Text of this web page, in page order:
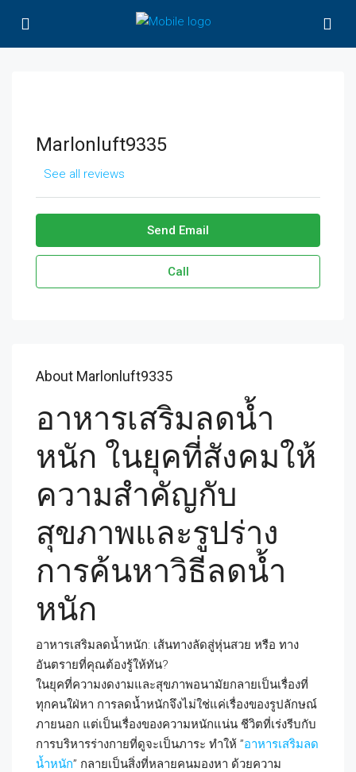
Marlonluft9335
See all reviews
Send Email
Call
About Marlonluft9335
อาหารเสริมลดน้ำ
หนัก ในยุคที่สังคมให้
ความสำคัญกับ
สุขภาพและรูปร่าง
การค้นหาวิธีลดน้ำ
หนัก
อาหารเสริมลดน้ำหนัก: เส้นทางลัดสู่หุ่นสวย หรือ ทาง
อันตรายที่คุณต้องรู้ให้ทัน?
ในยุคที่ความงดงามและสุขภาพอนามัยกลายเป็นเรื่องที่
ทุกคนใฝ่หา การลดน้ำหนักจึงไม่ใช่แค่เรื่องของรูปลักษณ์
ภายนอก แต่เป็นเรื่องของความหนักแน่น ชีวิตที่เร่งรีบกับ
การบริหารร่างกายที่ดูจะเป็นภาระ ทำให้ ”อาหารเสริมลด
น้ำหนัก” กลายเป็นสิ่งที่หลายคนมองหา ด้วยความ